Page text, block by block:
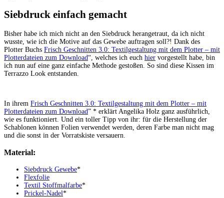
Siebdruck einfach gemacht
Bisher habe ich mich nicht an den Siebdruck herangetraut, da ich nicht
wusste, wie ich die Motive auf das Gewebe auftragen soll?! Dank des
Plotter Buchs Frisch Geschnitten 3.0: Textilgestaltung mit dem Plotter – mit
Plotterdateien zum Download“, welches ich euch hier vorgestellt habe, bin
ich nun auf eine ganz einfache Methode gestoßen. So sind diese Kissen im
Terrazzo Look entstanden.
In ihrem Frisch Geschnitten 3.0: Textilgestaltung mit dem Plotter – mit
Plotterdateien zum Download” * erklärt Angelika Holz ganz ausführlich,
wie es funktioniert. Und ein toller Tipp von ihr: für die Herstellung der
Schablonen können Folien verwendet werden, deren Farbe man nicht mag
und die sonst in der Vorratskiste versauern.
Material:
Siebdruck Gewebe*
Flexfolie
Textil Stoffmalfarbe*
Prickel-Nadel*